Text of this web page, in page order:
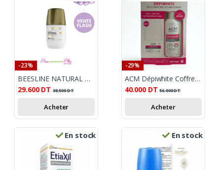
-23%
BEESLINE NATURAL WHITENING ROLL-ON HAIR DELAYING 50ML
29.600 DT 38.500DT
Acheter
-29%
ACM Dépiwhite Coffret Duo Corporel Éclaircissant
40.000 DT 56.000DT
Acheter
En stock En stock